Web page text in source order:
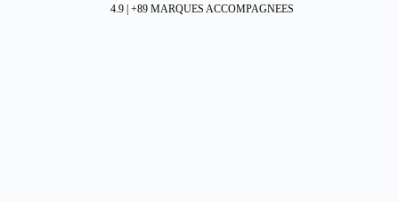
4.9 | +89 MARQUES ACCOMPAGNEES